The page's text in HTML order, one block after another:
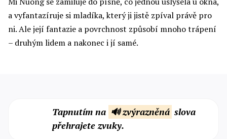
a vyfantazíruje si mladíka, který ji jistě zpíval právě pro
ni. Ale její fantazie a povrchnost způsobí mnoho trápení
– druhým lidem a nakonec i jí samé.
Tapnutím na 🔊 zvýrazněná slova
přehrajete zvuky.